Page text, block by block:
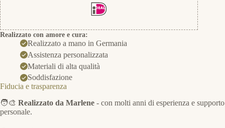
Realizzato con amore e cura:
Realizzato a mano in Germania
Assistenza personalizzata
Materiali di alta qualità
Soddisfazione
Fiducia e trasparenza
🧑‍🎨 Realizzato da Marlene - con molti anni di esperienza e supporto
personale.